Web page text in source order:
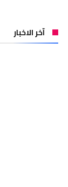
آخر الاخبار